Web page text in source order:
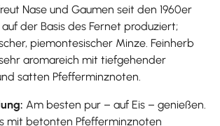
Nase und Gaumen seit den 1960er
der Basis des Fernet produziert;
piemontesischer Minze. Feinherb
aromareich mit tiefgehender
satten Pfefferminznoten.
Am besten pur – auf Eis – genießen.
mit betonten Pfefferminznoten